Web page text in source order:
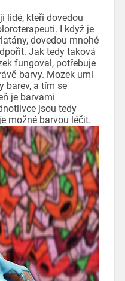
lidé, kteří dovedou
I když je
dovedou mnohé
Jak tedy taková
fungoval, potřebuje
barvy. Mozek umí
barev, a tím se
je barvami
jsou tedy
možné barvou léčit.